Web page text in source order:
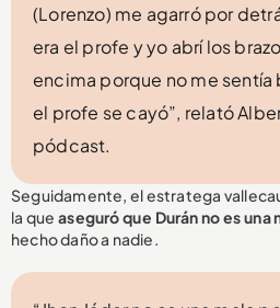
(Lorenzo) me agarró por
era el profe y yo abrí los
encima porque no me sentía
el profe se cayó”, relató
pódcast.
Seguidamente, el estratega
la queaseguró que Durán no es una
hecho daño a nadie.